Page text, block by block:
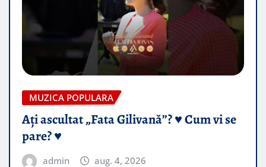
MUZICA POPULARA
Ați ascultat „Fata Gilivană”? ♥️ Cum vi se
pare? ♥️
admin aug. 4, 2026